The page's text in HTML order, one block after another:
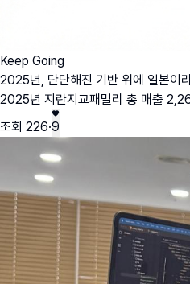
Keep Going
2025년, 단단해진 기반 위에 일본이
2025년 지란지교패밀리 총 매출
조회 226·9